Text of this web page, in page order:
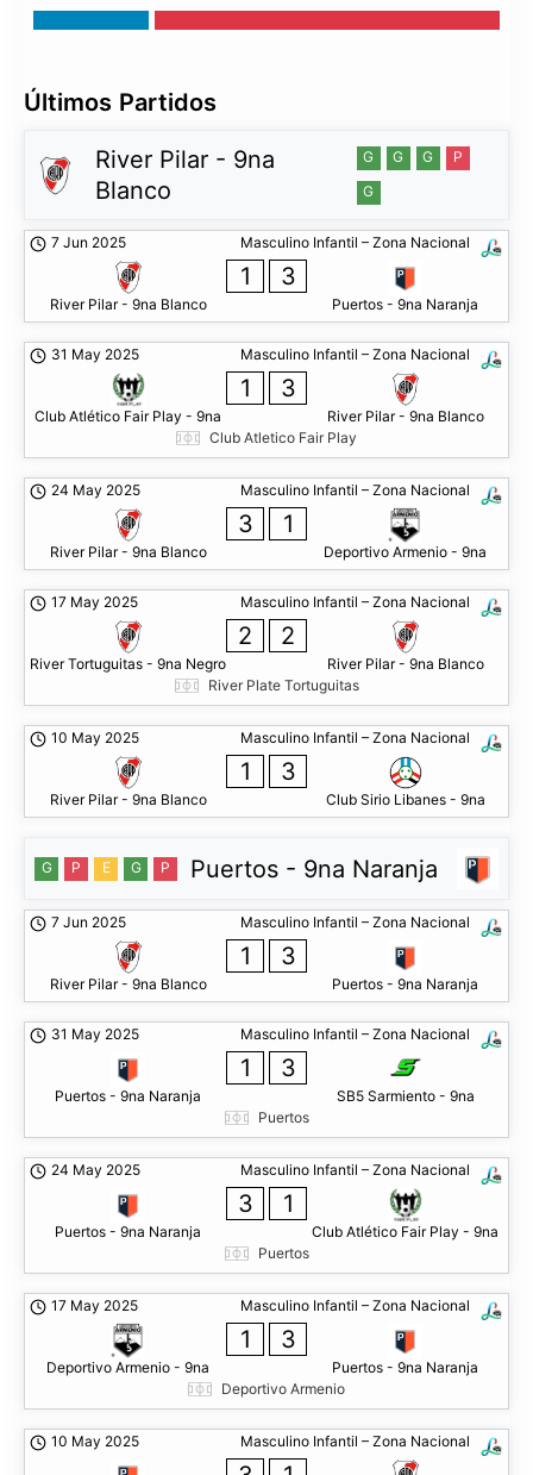
Últimos Partidos
River Pilar - 9na
Blanco
G G G
P
G
Masculino Infantil – Zona Nacional
7 Jun 2025
River Pilar - 9na Blanco
1 3
Puertos - 9na Naranja
Masculino Infantil – Zona Nacional
31 May 2025
Club Atlético Fair Play - 9na
1 3
River Pilar - 9na Blanco
Club Atletico Fair Play
Masculino Infantil – Zona Nacional
24 May 2025
River Pilar - 9na Blanco
3 1
Deportivo Armenio - 9na
Masculino Infantil – Zona Nacional
17 May 2025
River Tortuguitas - 9na Negro
2 2
River Pilar - 9na Blanco
River Plate Tortuguitas
Masculino Infantil – Zona Nacional
10 May 2025
River Pilar - 9na Blanco
1 3
Club Sirio Libanes - 9na
Puertos - 9na Naranja
G P E G P
Masculino Infantil – Zona Nacional
7 Jun 2025
River Pilar - 9na Blanco
1 3
Puertos - 9na Naranja
Masculino Infantil – Zona Nacional
31 May 2025
Puertos - 9na Naranja
1 3
SB5 Sarmiento - 9na
Puertos
Masculino Infantil – Zona Nacional
24 May 2025
Puertos - 9na Naranja
3 1
Club Atlético Fair Play - 9na
Puertos
Masculino Infantil – Zona Nacional
17 May 2025
Deportivo Armenio - 9na
1 3
Puertos - 9na Naranja
Deportivo Armenio
Masculino Infantil – Zona Nacional
10 May 2025